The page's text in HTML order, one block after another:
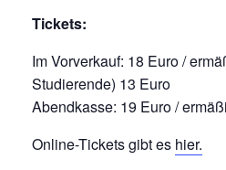
Tickets:
Im Vorverkauf: 18 Euro /
Studierende) 13 Euro
Abendkasse: 19 Euro /
Online-Tickets gibt es hier.